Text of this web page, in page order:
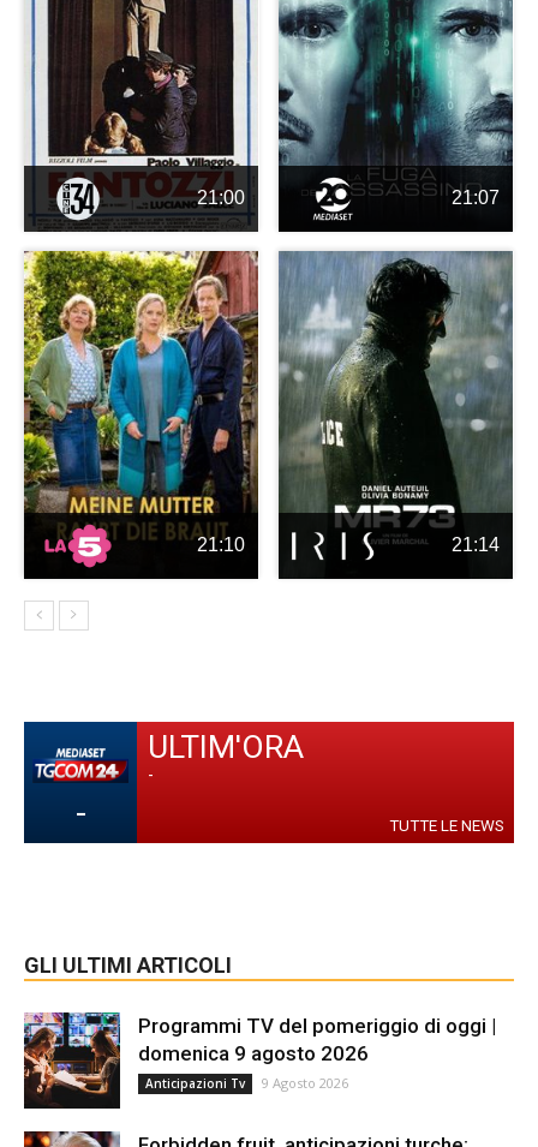
21:00 21:07
21:10 21:14
-
ULTIM'ORA
-
TUTTE LE NEWS
GLI ULTIMI ARTICOLI
Programmi TV del pomeriggio di oggi |
domenica 9 agosto 2026
Anticipazioni Tv 9 Agosto 2026